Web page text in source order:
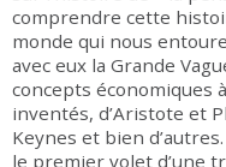
comprendre cette
monde qui nous
avec eux la Grande
concepts économiques
inventés, d’Aristote et
Keynes et bien
le premier volet d’une